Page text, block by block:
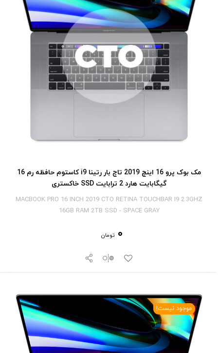
مک بوک پرو 16 اینچ 2019 تاچ بار رتینا i9 کاستوم حافظه رم 16
گیگابایت هارد 2 ترابایت SSD خاکستری
MACBOOK PRO 16 INCH 2019 CTO RETINA TOUCHBAR I9 2.3GHZ
16GB RAM 2TB SSD - SPACE GRAY
0 تومان
موجود نیست!